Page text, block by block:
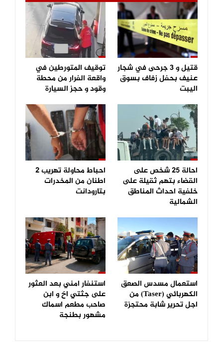
قتيل و 3 جرحى في شجار
عنيف بحفل زفاف بسوق
اليبت
توقيف المتورطين في
واقعة الفرار من محطة
وقود و حجز السيارة
احالة 25 شخص على
القضاء بتهم ثقيلة على
خلفية احداث المناطق
الشمالية
احباط محاولة تهريب 2
اطنان من المخدرات
بتارودانت
استعمال مسدس الصعق
الكهربائي (Taser) من
اجل تحرير شابة محتجزة
استنفار امني بعد العثور
على جثتي اخ و ابن
صاحب مطعم اسماك
مشهور بطنجة